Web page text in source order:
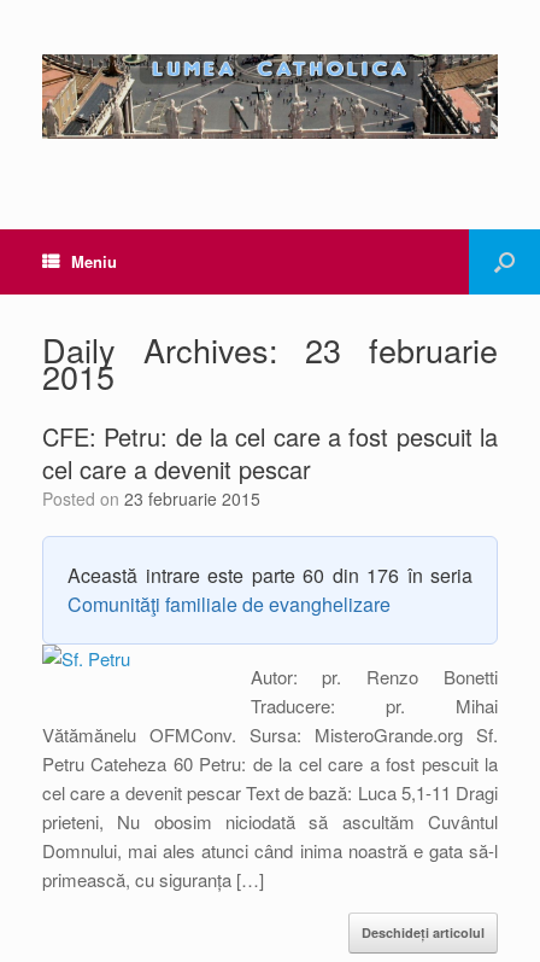
Meniu
Daily Archives: 23 februarie
2015
CFE: Petru: de la cel care a fost pescuit la
cel care a devenit pescar
Posted on 23 februarie 2015
Această intrare este parte 60 din 176 în seria
Comunităţi familiale de evanghelizare
Autor: pr. Renzo Bonetti
Traducere: pr. Mihai
Vătămănelu OFMConv. Sursa: MisteroGrande.org Sf.
Petru Cateheza 60 Petru: de la cel care a fost pescuit la
cel care a devenit pescar Text de bază: Luca 5,1-11 Dragi
prieteni, Nu obosim niciodată să ascultăm Cuvântul
Domnului, mai ales atunci când inima noastră e gata să-l
primească, cu siguranța […]
Deschideți articolul